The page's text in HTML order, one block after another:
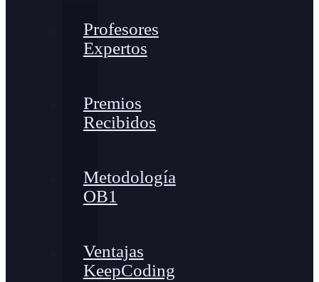
Profesores
Expertos
Premios
Recibidos
Metodología
OB1
Ventajas
KeepCoding